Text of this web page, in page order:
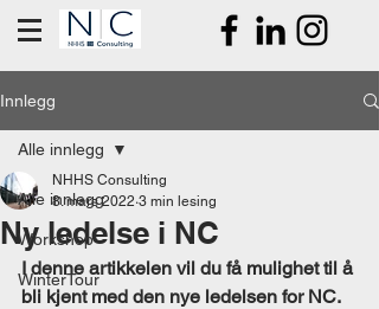
Innlegg
Alle innlegg
Workshop
WinterTour
Alle innlegg
Ny ledelse i NC
NHHS Consulting
8. mars 2022 3 min lesing
I denne artikkelen vil du få mulighet til å
bli kjent med den nye ledelsen for NC.